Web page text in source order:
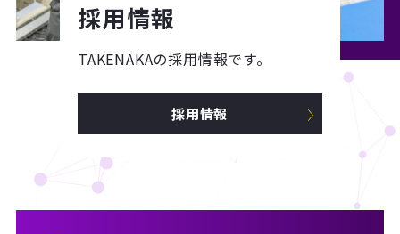
採用情報
TAKENAKAの採用情報です。
採用情報